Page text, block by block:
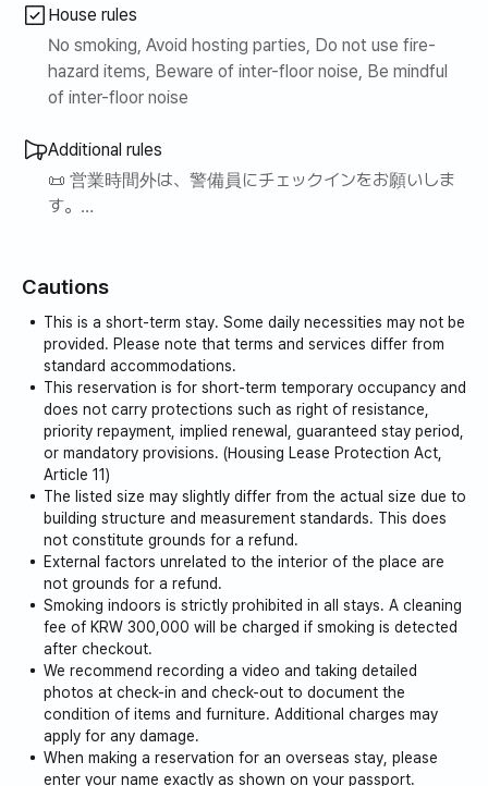
House rules
No smoking, Avoid hosting parties, Do not use fire-
hazard items, Beware of inter-floor noise, Be mindful
of inter-floor noise
Additional rules
📜 営業時間外は、警備員にチェックインをお願いしま
す。
けます。（10歳未満のお子様はご宿泊いただけませ
ん。）
🚭 屋内は禁煙です。
⚠️ 返金可能なデポジットは、チェックアウト日から最
大1週間ほどかかる場合があります。宿泊施設の状態を
確認後、破損や不具合などの問題がなければ、送金サ
ービスを通じて韓国通貨（KRW）で返金されます。
📜 1ヶ月（29泊）以上ご滞在のお客様はチェックイン
当日に長期滞在者申告（TM30）のためパスポートのコ
ピーをご提出いただきますので予めご了承ください。
Cautions
This is a short-term stay. Some daily necessities may not be
provided. Please note that terms and services differ from
standard accommodations.
This reservation is for short-term temporary occupancy and
does not carry protections such as right of resistance,
priority repayment, implied renewal, guaranteed stay period,
or mandatory provisions. (Housing Lease Protection Act,
Article 11)
The listed size may slightly differ from the actual size due to
building structure and measurement standards. This does
not constitute grounds for a refund.
External factors unrelated to the interior of the place are
not grounds for a refund.
Smoking indoors is strictly prohibited in all stays. A cleaning
fee of KRW 300,000 will be charged if smoking is detected
after checkout.
We recommend recording a video and taking detailed
photos at check-in and check-out to document the
condition of items and furniture. Additional charges may
apply for any damage.
When making a reservation for an overseas stay, please
enter your name exactly as shown on your passport.